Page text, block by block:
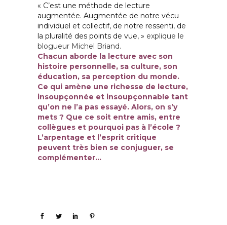
« C’est une méthode de lecture
augmentée. Augmentée de notre vécu
individuel et collectif, de notre ressenti, de
la pluralité des points de vue, » explique le
blogueur Michel Briand.
Chacun aborde la lecture avec son
histoire personnelle, sa culture, son
éducation, sa perception du monde.
Ce qui amène une richesse de lecture,
insoupçonnée et insoupçonnable tant
qu’on ne l’a pas essayé. Alors, on s’y
mets ? Que ce soit entre amis, entre
collègues et pourquoi pas à l’école ?
L’arpentage et l’esprit critique
peuvent très bien se conjuguer, se
complémenter…